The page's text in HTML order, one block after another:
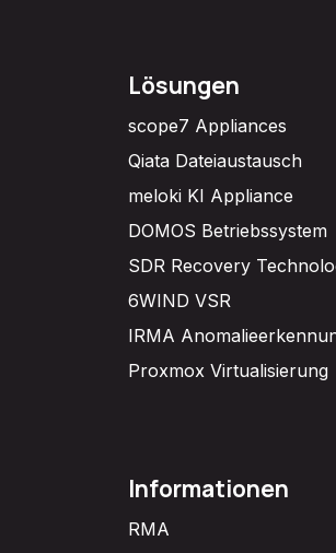
Lösungen
scope7 Appliances
Qiata Dateiaustausch
meloki KI Appliance
DOMOS Betriebssystem
SDR Recovery
6WIND VSR
IRMA
Proxmox Virtualisierung
Informationen
RMA